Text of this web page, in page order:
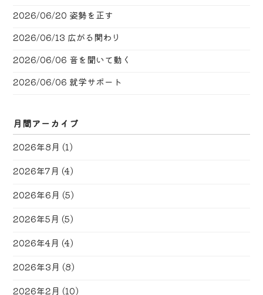
2026/06/20 姿勢を正す
2026/06/13 広がる関わり
2026/06/06 音を聞いて動く
2026/06/06 就学サポート
月間アーカイブ
2026年8月 (1)
2026年7月 (4)
2026年6月 (5)
2026年5月 (5)
2026年4月 (4)
2026年3月 (8)
2026年2月 (10)